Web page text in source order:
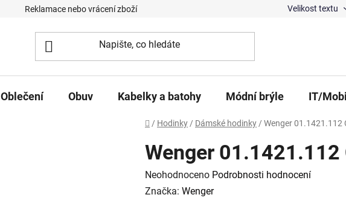
Reklamace nebo vrácení zboží Podmínky ochrany osobních údajů O nás
Velikost textu
Oblečení Obuv Kabelky a batohy Módní brýle IT/
Domů
/ Hodinky / Dámské hodinky / Wenger 01.1421.112
Wenger 01.1421.112
Průměrné hodnocení produktu je 0,0 z 5
Neohodnoceno Podrobnosti hodnocení
Značka: Wenger